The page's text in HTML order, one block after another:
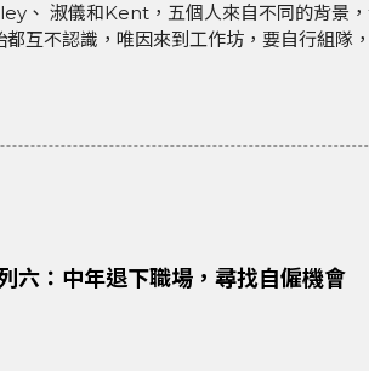
、 淑儀和Kent，五個人來自不同的背景
互不認識，唯因來到工作坊，要自行組隊
六：中年退下職場，尋找自僱機會